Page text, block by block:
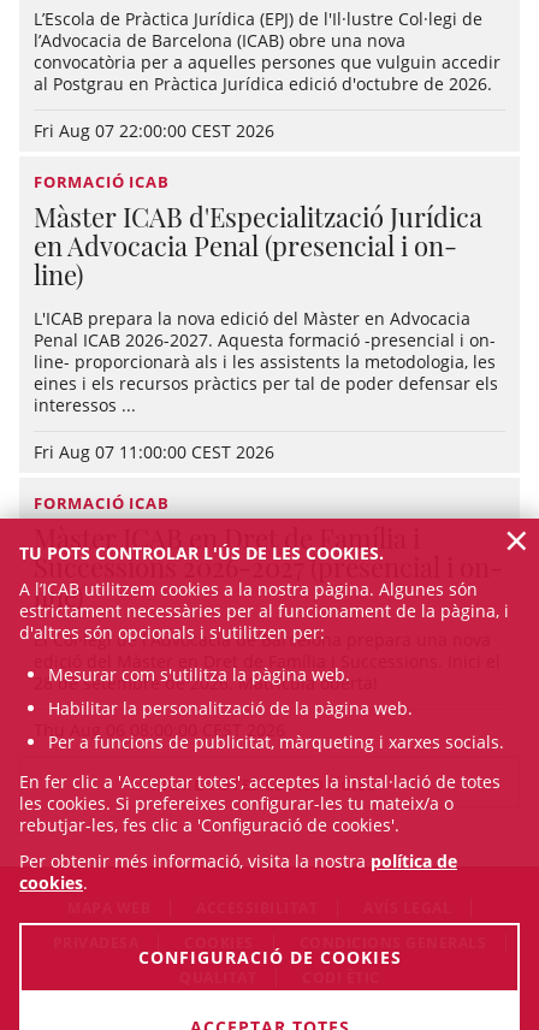
L’Escola de Pràctica Jurídica (EPJ) de l'Il·lustre Col·legi de
l’Advocacia de Barcelona (ICAB) obre una nova
convocatòria per a aquelles persones que vulguin accedir
al Postgrau en Pràctica Jurídica edició d'octubre de 2026.
Fri Aug 07 22:00:00 CEST 2026
FORMACIÓ ICAB
Màster ICAB d'Especialització Jurídica
en Advocacia Penal (presencial i on-
line)
L'ICAB prepara la nova edició del Màster en Advocacia
Penal ICAB 2026-2027. Aquesta formació -presencial i on-
line- proporcionarà als i les assistents la metodologia, les
eines i els recursos pràctics per tal de poder defensar els
interessos ...
Fri Aug 07 11:00:00 CEST 2026
FORMACIÓ ICAB
Màster ICAB en Dret de Família i
Successions 2026-2027 (presencial i on-
line)
El Col·legi de l'Advocacia de Barcelona prepara una nova
28 de setembre de 2026. Matrícula oberta!
Thu Aug 06 08:00:00 CEST 2026
VEURE TOTES LES NOTÍCIES
© Fri Aug 07 17:23:28 CEST 2026 Il·lustre Col·legi de l'Advocacia
TU POTS CONTROLAR L'ÚS DE LES COOKIES.
A l’ICAB utilitzem cookies a la nostra pàgina. Algunes són
estrictament necessàries per al funcionament de la pàgina, i
d'altres són opcionals i s'utilitzen per:
Mesurar com s'utilitza la pàgina web.
Habilitar la personalització de la pàgina web.
Per a funcions de publicitat, màrqueting i xarxes socials.
En fer clic a 'Acceptar totes', acceptes la instal·lació de totes
les cookies. Si prefereixes configurar-les tu mateix/a o
rebutjar-les, fes clic a 'Configuració de cookies'.
Per obtenir més informació, visita la nostra política de
cookies.
CONFIGURACIÓ DE COOKIES
×